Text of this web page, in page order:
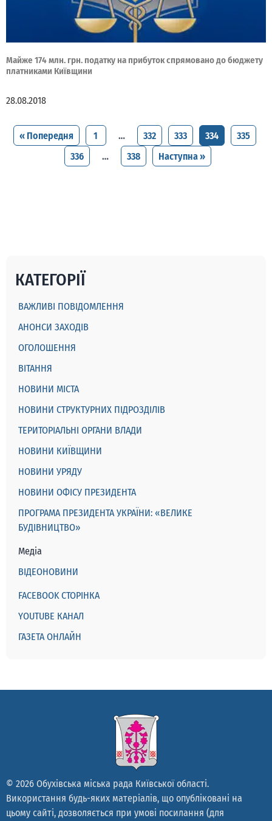
Майже 174 млн. грн. податку на прибуток спрямовано до бюджету
платниками Київщини
28.08.2018
« Попередня 1 … 332 333 334
335
336
… 338 Наступна »
КАТЕГОРІЇ
ВАЖЛИВІ ПОВІДОМЛЕННЯ
АНОНСИ ЗАХОДІВ
ОГОЛОШЕННЯ
ВІТАННЯ
НОВИНИ МІСТА
НОВИНИ СТРУКТУРНИХ ПІДРОЗДІЛІВ
ТЕРИТОРІАЛЬНІ ОРГАНИ ВЛАДИ
НОВИНИ КИЇВЩИНИ
НОВИНИ УРЯДУ
НОВИНИ ОФІСУ ПРЕЗИДЕНТА
ПРОГРАМА ПРЕЗИДЕНТА УКРАЇНИ: «ВЕЛИКЕ
БУДІВНИЦТВО»
Медіа
ВІДЕОНОВИНИ
FACEBOOK СТОРІНКА
YOUTUBE КАНАЛ
ГАЗЕТА ОНЛАЙН
© 2026 Обухівська міська рада Київської області.
Використання будь-яких матеріалів, що опубліковані на
цьому сайті, дозволяється при умові посилання (для